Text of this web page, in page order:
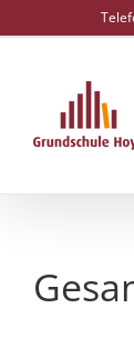
Inhalt